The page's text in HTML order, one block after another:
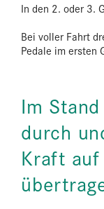
In den 2. oder 3.
Bei voller Fahrt
Pedale im ersten
Im
durch
Kraft